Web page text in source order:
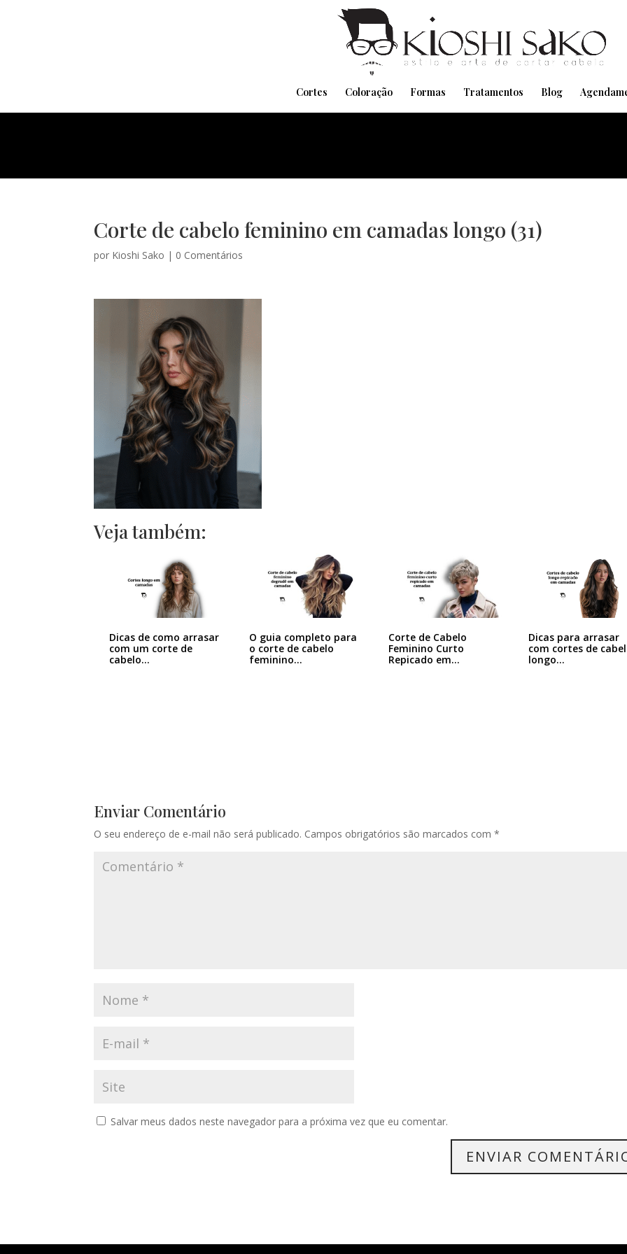
Cortes Coloração Formas Tratamentos Blog
Corte de cabelo feminino em camadas longo (31)
por Kioshi Sako | 0 Comentários
Veja também:
Dicas de como arrasar
com um corte de
cabelo…
O guia completo para
o corte de cabelo
feminino…
Corte de Cabelo
Feminino Curto
Repicado em
Dicas para arrasar
com cortes de
longo…
Enviar Comentário
O seu endereço de e-mail não será publicado. Campos obrigatórios são marcados com*
Salvar meus dados neste navegador para a próxima vez que eu comentar.
Pensando em transformar seu Visual??
Agende pelo Whatsapp